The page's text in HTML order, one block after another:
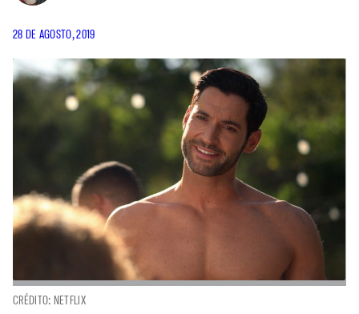
28 DE AGOSTO, 2019
CRÉDITO: NETFLIX